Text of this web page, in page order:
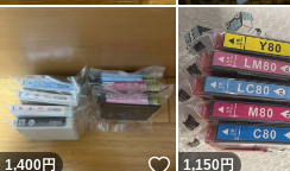
1,400円 いいね！
1,150円